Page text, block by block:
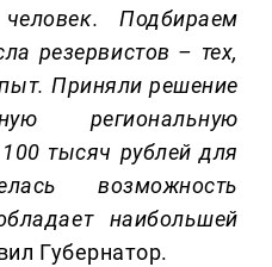
Подбираем
резервистов – тех,
Приняли решение
региональную
тысяч рублей для
возможность
наибольшей
Губернатор.